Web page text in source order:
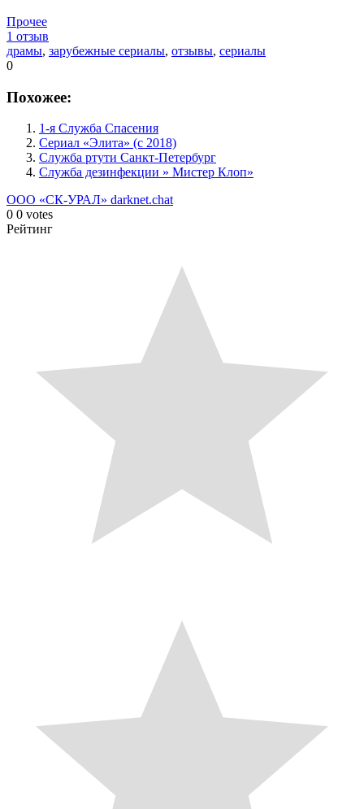
Прочее
1 отзыв
драмы, зарубежные сериалы, отзывы, сериалы
0
Похожее:
1-я Служба Спасения
Сериал «Элита» (с 2018)
Служба ртути Санкт-Петербург
Служба дезинфекции » Мистер Клоп»
ООО «СК-УРАЛ» darknet.chat
0 0 votes
Рейтинг